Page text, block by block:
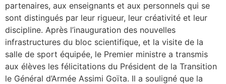
partenaires, aux enseignants et aux personnels qui se
sont distingués par leur rigueur, leur créativité et leur
discipline. Après l’inauguration des nouvelles
infrastructures du bloc scientifique, et la visite de la
salle de sport équipée, le Premier ministre a transmis
aux élèves les félicitations du Président de la Transition
le Général d’Armée Assimi Goïta. Il a souligné que la